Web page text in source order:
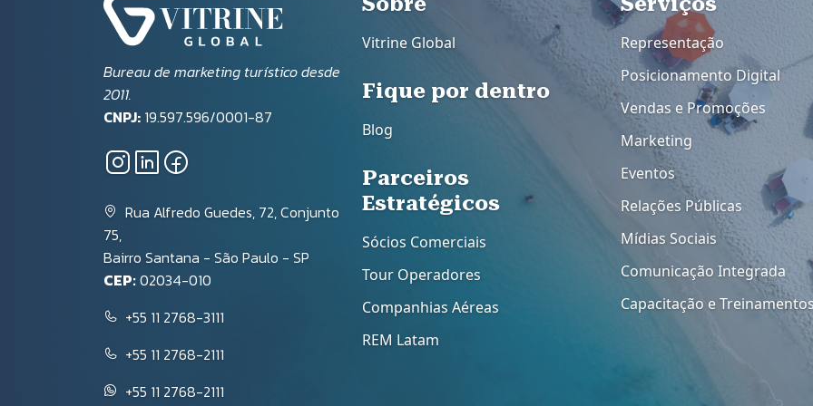
Bureau de marketing turístico desde
2011.
CNPJ: 19.597.596/0001-87
Rua Alfredo Guedes, 72, Conjunto
75,
Bairro Santana - São Paulo - SP
CEP:02034-010
+55 11 2768-3111
+55 11 2768-2111
+55 11 2768-2111
Rodapé
Vitrine Global
Fique por dentro
Blog
Parceiros
Estratégicos
Sócios Comerciais
Tour Operadores
Companhias Aéreas
REM Latam
Rodapé 2
Representação
Posicionamento Digital
Vendas e Promoções
Marketing
Eventos
Relações Públicas
Mídias Sociais
Comunicação Integrada
Capacitação e Treinamentos